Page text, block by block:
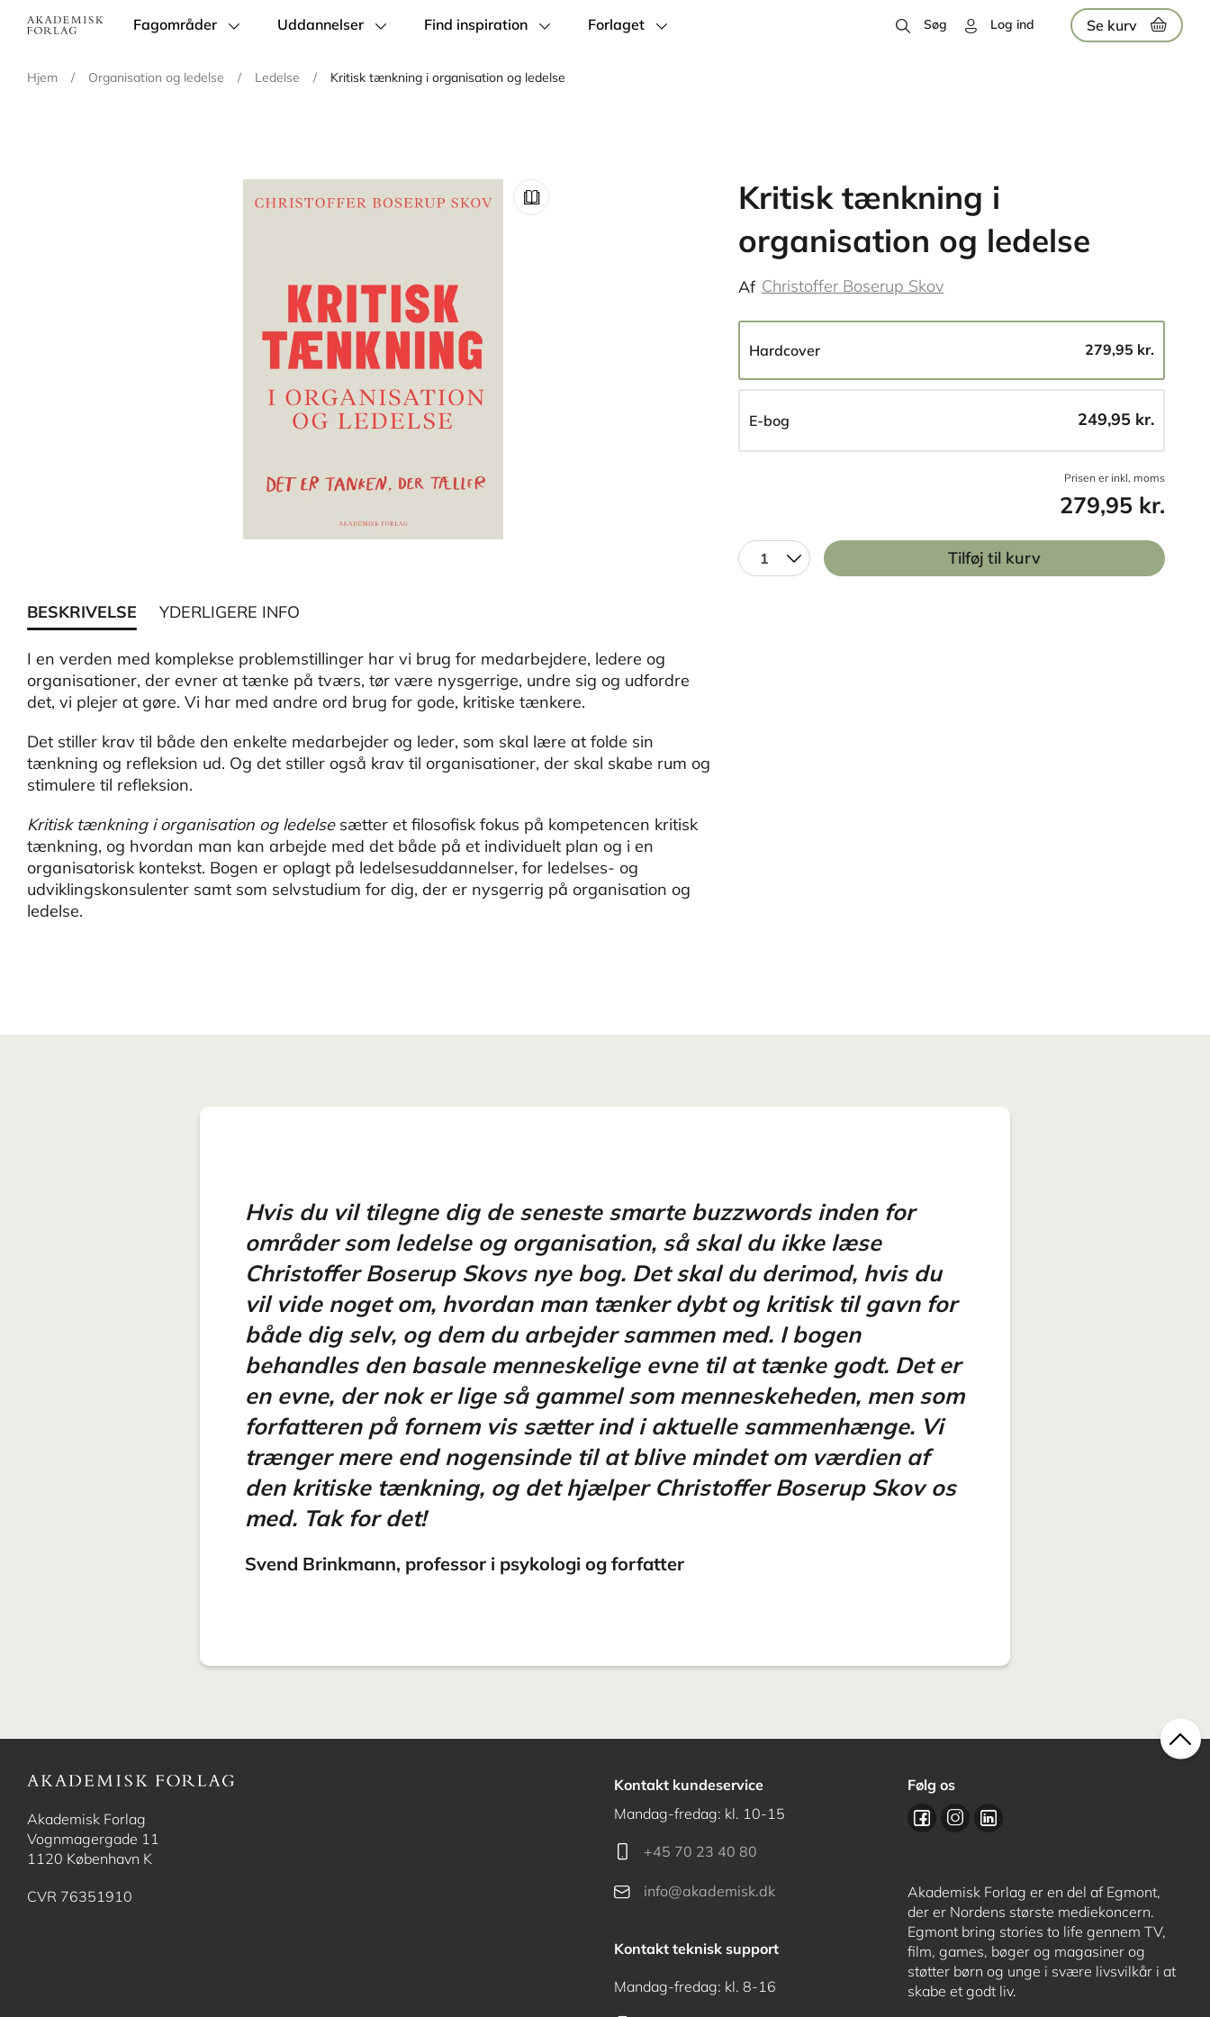
Main
Fagområder Uddannelser Find inspiration Forlaget Søg Log ind Se kurv
Hjem / Organisation og ledelse / Ledelse / Kritisk tænkning i organisation og ledelse
Kritisk tænkning i
organisation og ledelse
Af Christoffer Boserup Skov
Hardcover 279,95 kr.
E-bog 249,95 kr.
Prisen er inkl, moms
279,95 kr.
1 Tilføj til kurv
BESKRIVELSE YDERLIGERE INFO
I en verden med komplekse problemstillinger har vi brug for medarbejdere, ledere og
organisationer, der evner at tænke på tværs, tør være nysgerrige, undre sig og udfordre
det, vi plejer at gøre. Vi har med andre ord brug for gode, kritiske tænkere.
Det stiller krav til både den enkelte medarbejder og leder, som skal lære at folde sin
tænkning og refleksion ud. Og det stiller også krav til organisationer, der skal skabe rum og
stimulere til refleksion.
Kritisk tænkning i organisation og ledelsesætter et filosofisk fokus på kompetencen kritisk
tænkning, og hvordan man kan arbejde med det både på et individuelt plan og i en
organisatorisk kontekst. Bogen er oplagt på ledelsesuddannelser, for ledelses- og
udviklingskonsulenter samt som selvstudium for dig, der er nysgerrig på organisation og
ledelse.
Hvis du vil tilegne dig de seneste smarte buzzwords inden for
områder som ledelse og organisation, så skal du ikke læse
Christoffer Boserup Skovs nye bog. Det skal du derimod, hvis du
vil vide noget om, hvordan man tænker dybt og kritisk til gavn for
både dig selv, og dem du arbejder sammen med. I bogen
behandles den basale menneskelige evne til at tænke godt. Det er
en evne, der nok er lige så gammel som menneskeheden, men som
forfatteren på fornem vis sætter ind i aktuelle sammenhænge. Vi
trænger mere end nogensinde til at blive mindet om værdien af
den kritiske tænkning, og det hjælper Christoffer Boserup Skov os
med. Tak for det!
Svend Brinkmann, professor i psykologi og forfatter
Akademisk Forlag
Vognmagergade 11
1120 København K
CVR 76351910
Kontakt kundeservice
Mandag-fredag: kl. 10-15
+45 70 23 40 80
info@akademisk.dk
Kontakt teknisk support
Mandag-fredag: kl. 8-16
Følg os
Akademisk Forlag er en del af Egmont,
der er Nordens største mediekoncern.
Egmont bring stories to life gennem TV,
film, games, bøger og magasiner og
støtter børn og unge i svære livsvilkår i at
skabe et godt liv.